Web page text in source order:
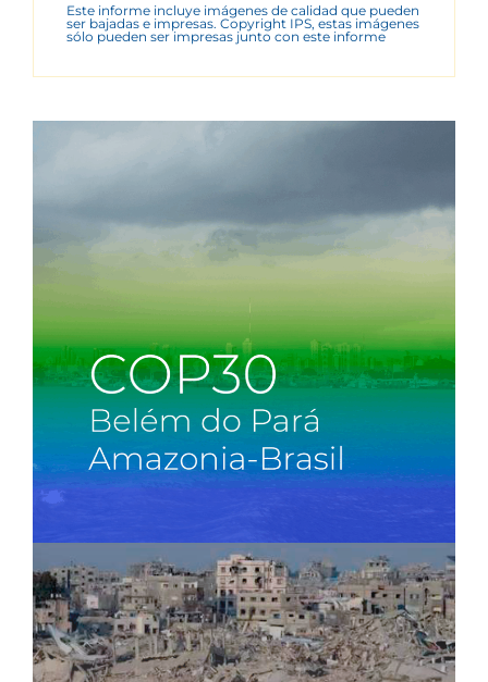
Este informe incluye imágenes de calidad que pueden
ser bajadas e impresas. Copyright IPS, estas imágenes
sólo pueden ser impresas junto con este informe